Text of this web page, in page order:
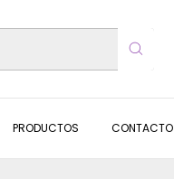
PRODUCTOS CONTACTO